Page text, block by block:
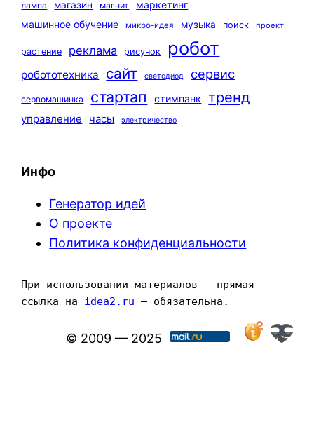
лампа
магазин магнит
маркетинг
машинное обучение
микро-идея музыка поиск проект
растение реклама рисунок робот
робототехника сайт светодиод сервис
сервомашинка стартап стимпанк тренд
управление часы электричество
Инфо
Генератор идей
О проекте
Политика конфиденциальности
При использовании материалов - прямая
ссылка на idea2.ru — обязательна.
© 2009 — 2025